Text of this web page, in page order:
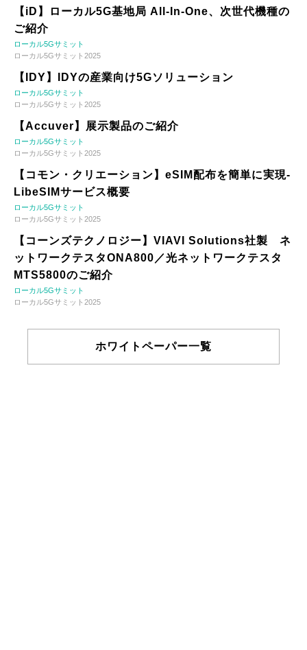
【iD】ローカル5G基地局 All-In-One、次世代機種の
ご紹介
ローカル5Gサミット
ローカル5Gサミット2025
【IDY】IDYの産業向け5Gソリューション
ローカル5Gサミット
ローカル5Gサミット2025
【Accuver】展示製品のご紹介
ローカル5Gサミット
ローカル5Gサミット2025
【コモン・クリエーション】eSIM配布を簡単に実現-
LibeSIMサービス概要
ローカル5Gサミット
ローカル5Gサミット2025
【コーンズテクノロジー】VIAVI Solutions社製 ネ
ットワークテスタONA800／光ネットワークテスタ
MTS5800のご紹介
ローカル5Gサミット
ローカル5Gサミット2025
ホワイトペーパー一覧